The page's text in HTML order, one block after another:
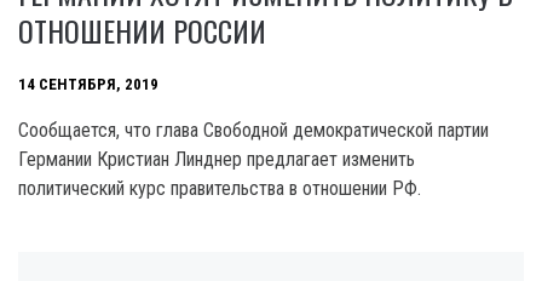
ОТНОШЕНИИ РОССИИ
14 СЕНТЯБРЯ, 2019
Сообщается, что глава Свободной демократической партии
Германии Кристиан Линднер предлагает изменить
политический курс правительства в отношении РФ.